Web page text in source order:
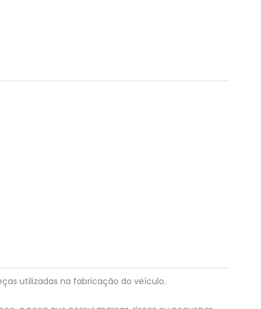
utilizadas na fabricação do veículo.